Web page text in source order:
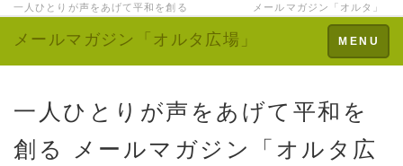
一人ひとりが声をあげて平和を創る メールマガジン「オルタ」
Toggle
navigation
MENU
メールマガジン「オルタ広場」
一人ひとりが声をあげて平和を
創る メールマガジン「オルタ広